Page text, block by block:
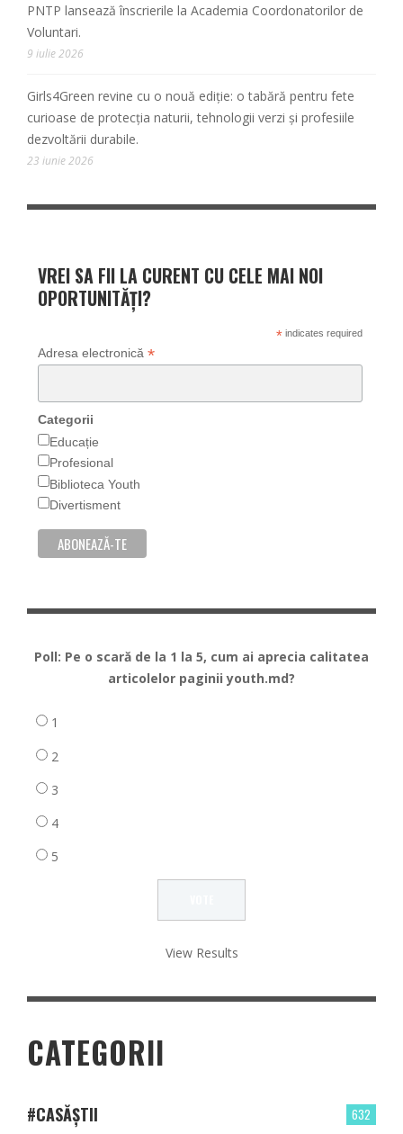
PNTP lansează înscrierile la Academia Coordonatorilor de
Voluntari.
9 iulie 2026
Girls4Green revine cu o nouă ediție: o tabără pentru fete
curioase de protecția naturii, tehnologii verzi și profesiile
dezvoltării durabile.
23 iunie 2026
VREI SA FII LA CURENT CU CELE MAI NOI
OPORTUNITĂȚI?
*indicates required
Adresa electronică *
Categorii
Educație
Profesional
Biblioteca Youth
Divertisment
Poll: Pe o scară de la 1 la 5, cum ai aprecia calitatea
articolelor paginii youth.md?
1
2
3
4
5
View Results
CATEGORII
632
#CASĂȘTII